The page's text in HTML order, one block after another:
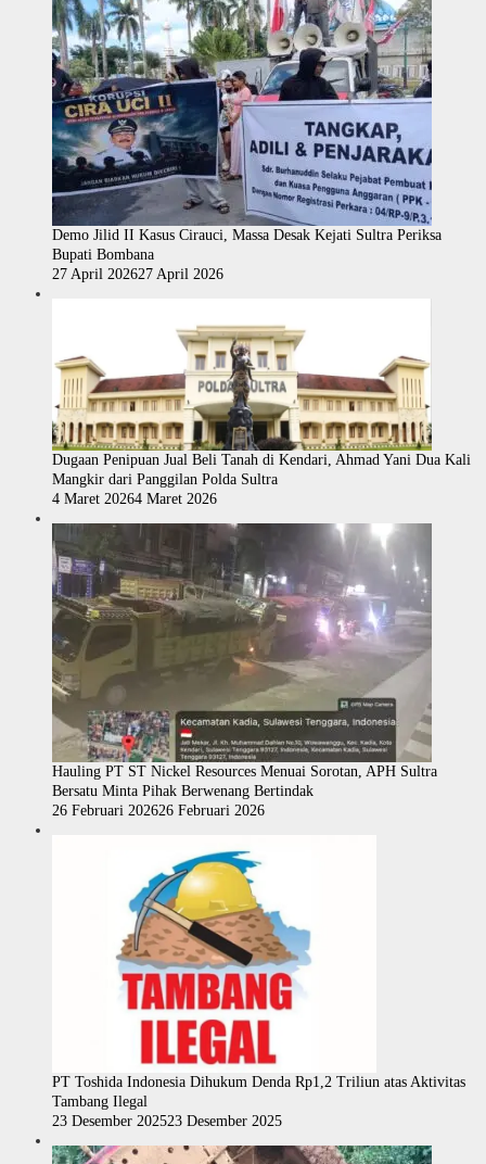
Demo Jilid II Kasus Cirauci, Massa Desak Kejati Sultra Periksa
Bupati Bombana
27 April 202627 April 2026
Dugaan Penipuan Jual Beli Tanah di Kendari, Ahmad Yani Dua Kali
Mangkir dari Panggilan Polda Sultra
4 Maret 20264 Maret 2026
Hauling PT ST Nickel Resources Menuai Sorotan, APH Sultra
Bersatu Minta Pihak Berwenang Bertindak
26 Februari 202626 Februari 2026
PT Toshida Indonesia Dihukum Denda Rp1,2 Triliun atas Aktivitas
Tambang Ilegal
23 Desember 202523 Desember 2025